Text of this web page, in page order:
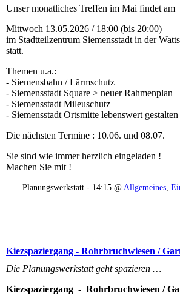
Unser monatliches Treffen im Mai findet am
Mittwoch 13.05.2026 / 18:00 (bis 20:00)
im Stadtteilzentrum Siemensstadt in der
statt.
Themen u.a.:
- Siemensbahn / Lärmschutz
- Siemensstadt Square > neuer Rahmenplan
- Siemensstadt Mileuschutz
- Siemensstadt Ortsmitte lebenswert gestalten
Die nächsten Termine : 10.06. und 08.07.
Sie sind wie immer herzlich eingeladen !
Machen Sie mit !
Planungswerkstatt - 14:15 @Allgemeines,
Kiezspaziergang - Rohrbruchwiesen /
Die Planungswerkstatt geht spazieren …
Kiezspaziergang - Rohrbruchwiesen /